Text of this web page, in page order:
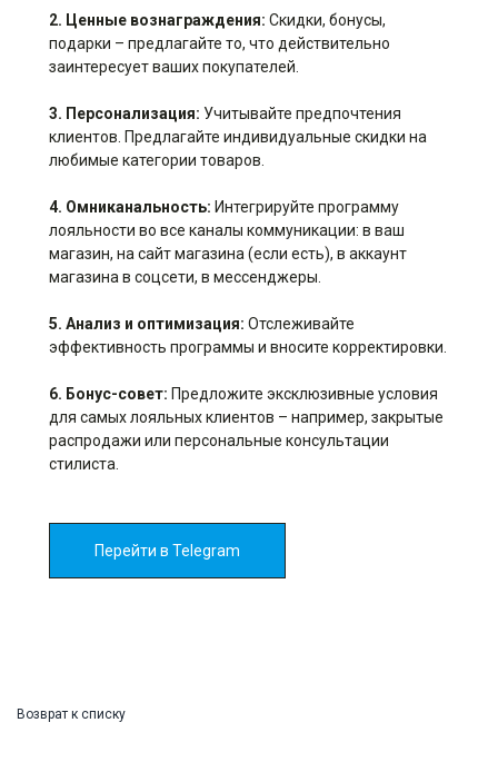
2. Ценные вознаграждения: Скидки, бонусы,
подарки – предлагайте то, что действительно
заинтересует ваших покупателей.
3. Персонализация: Учитывайте предпочтения
клиентов. Предлагайте индивидуальные скидки на
любимые категории товаров.
4. Омниканальность: Интегрируйте программу
лояльности во все каналы коммуникации: в ваш
магазин, на сайт магазина (если есть), в аккаунт
магазина в соцсети, в мессенджеры.
5. Анализ и оптимизация: Отслеживайте
эффективность программы и вносите корректировки.
6. Бонус-совет: Предложите эксклюзивные условия
для самых лояльных клиентов – например, закрытые
распродажи или персональные консультации
стилиста.
Перейти в Telegram
Возврат к списку